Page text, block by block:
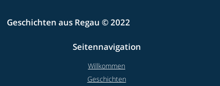
Geschichten aus Regau © 2022
Seitennavigation
Willkommen
Geschichten